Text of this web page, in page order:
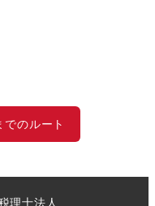
のルート
理士法人